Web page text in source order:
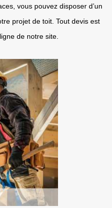
vous pouvez disposer d’un
projet de toit. Tout devis est
de notre site.